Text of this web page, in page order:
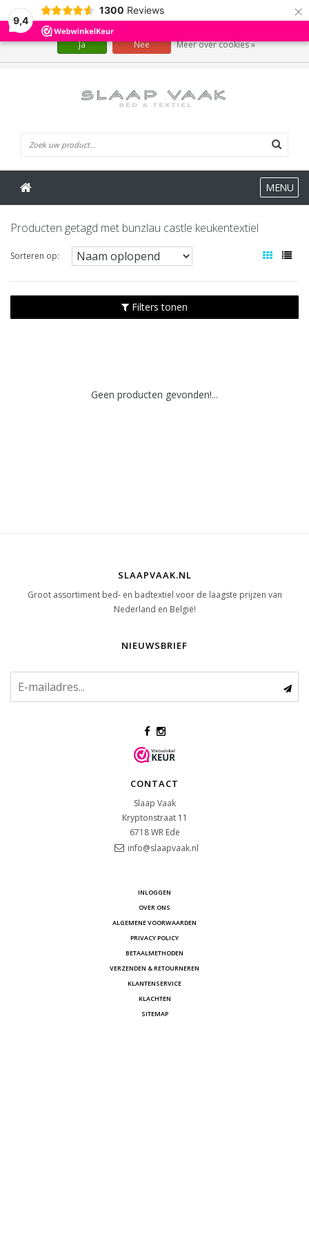
9,4
1300 Reviews ×
MENU
Producten getagd met bunzlau castle keukentextiel
Sorteren op:
Filters tonen
Geen producten gevonden!...
SLAAPVAAK.NL
Groot assortiment bed- en badtextiel voor de laagste prijzen van
Nederland en België!
NIEUWSBRIEF
CONTACT
Slaap Vaak
Kryptonstraat 11
6718 WR Ede
info@slaapvaak.nl
INLOGGEN
OVER ONS
ALGEMENE VOORWAARDEN
PRIVACY POLICY
BETAALMETHODEN
VERZENDEN & RETOURNEREN
KLANTENSERVICE
KLACHTEN
SITEMAP
Wij slaan cookies op om onze website te verbeteren. Is dat akkoord?
Ja Nee Meer over cookies »